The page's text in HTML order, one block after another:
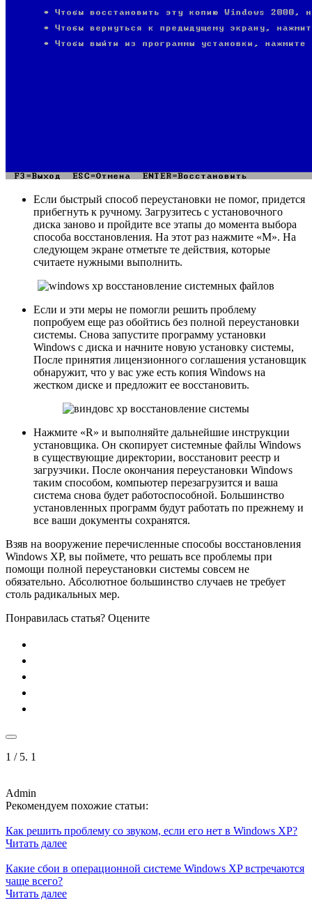
Если быстрый способ переустановки не помог, придется
прибегнуть к ручному. Загрузитесь с установочного
диска заново и пройдите все этапы до момента выбора
способа восстановления. На этот раз нажмите «М». На
следующем экране отметьте те действия, которые
считаете нужными выполнить.
Если и эти меры не помогли решить проблему
попробуем еще раз обойтись без полной переустановки
системы. Снова запустите программу установки
Windows с диска и начните новую установку системы,
После принятия лицензионного соглашения установщик
обнаружит, что у вас уже есть копия Windows на
жестком диске и предложит ее восстановить.
Нажмите «R» и выполняйте дальнейшие инструкции
установщика. Он скопирует системные файлы Windows
в существующие директории, восстановит реестр и
загрузчики. После окончания переустановки Windows
таким способом, компьютер перезагрузится и ваша
система снова будет работоспособной. Большинство
установленных программ будут работать по прежнему и
все ваши документы сохранятся.
Взяв на вооружение перечисленные способы восстановления
Windows XP, вы поймете, что решать все проблемы при
помощи полной переустановки системы совсем не
обязательно. Абсолютное большинство случаев не требует
столь радикальных мер.
Понравилась статья? Оцените
1 / 5. 1
Admin
Рекомендуем похожие статьи:
Как решить проблему со звуком, если его нет в Windows XP?
Читать далее
Какие сбои в операционной системе Windows XP встречаются
чаще всего?
Читать далее